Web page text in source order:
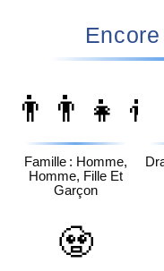
👨‍👨‍👧‍👦
Famille : Homme,
Homme, Fille Et
Garçon
🧟